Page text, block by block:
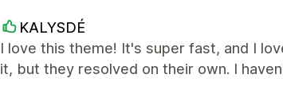
KALYSDÉ
I love this theme! It's super fast, and I
it, but they resolved on their own. I